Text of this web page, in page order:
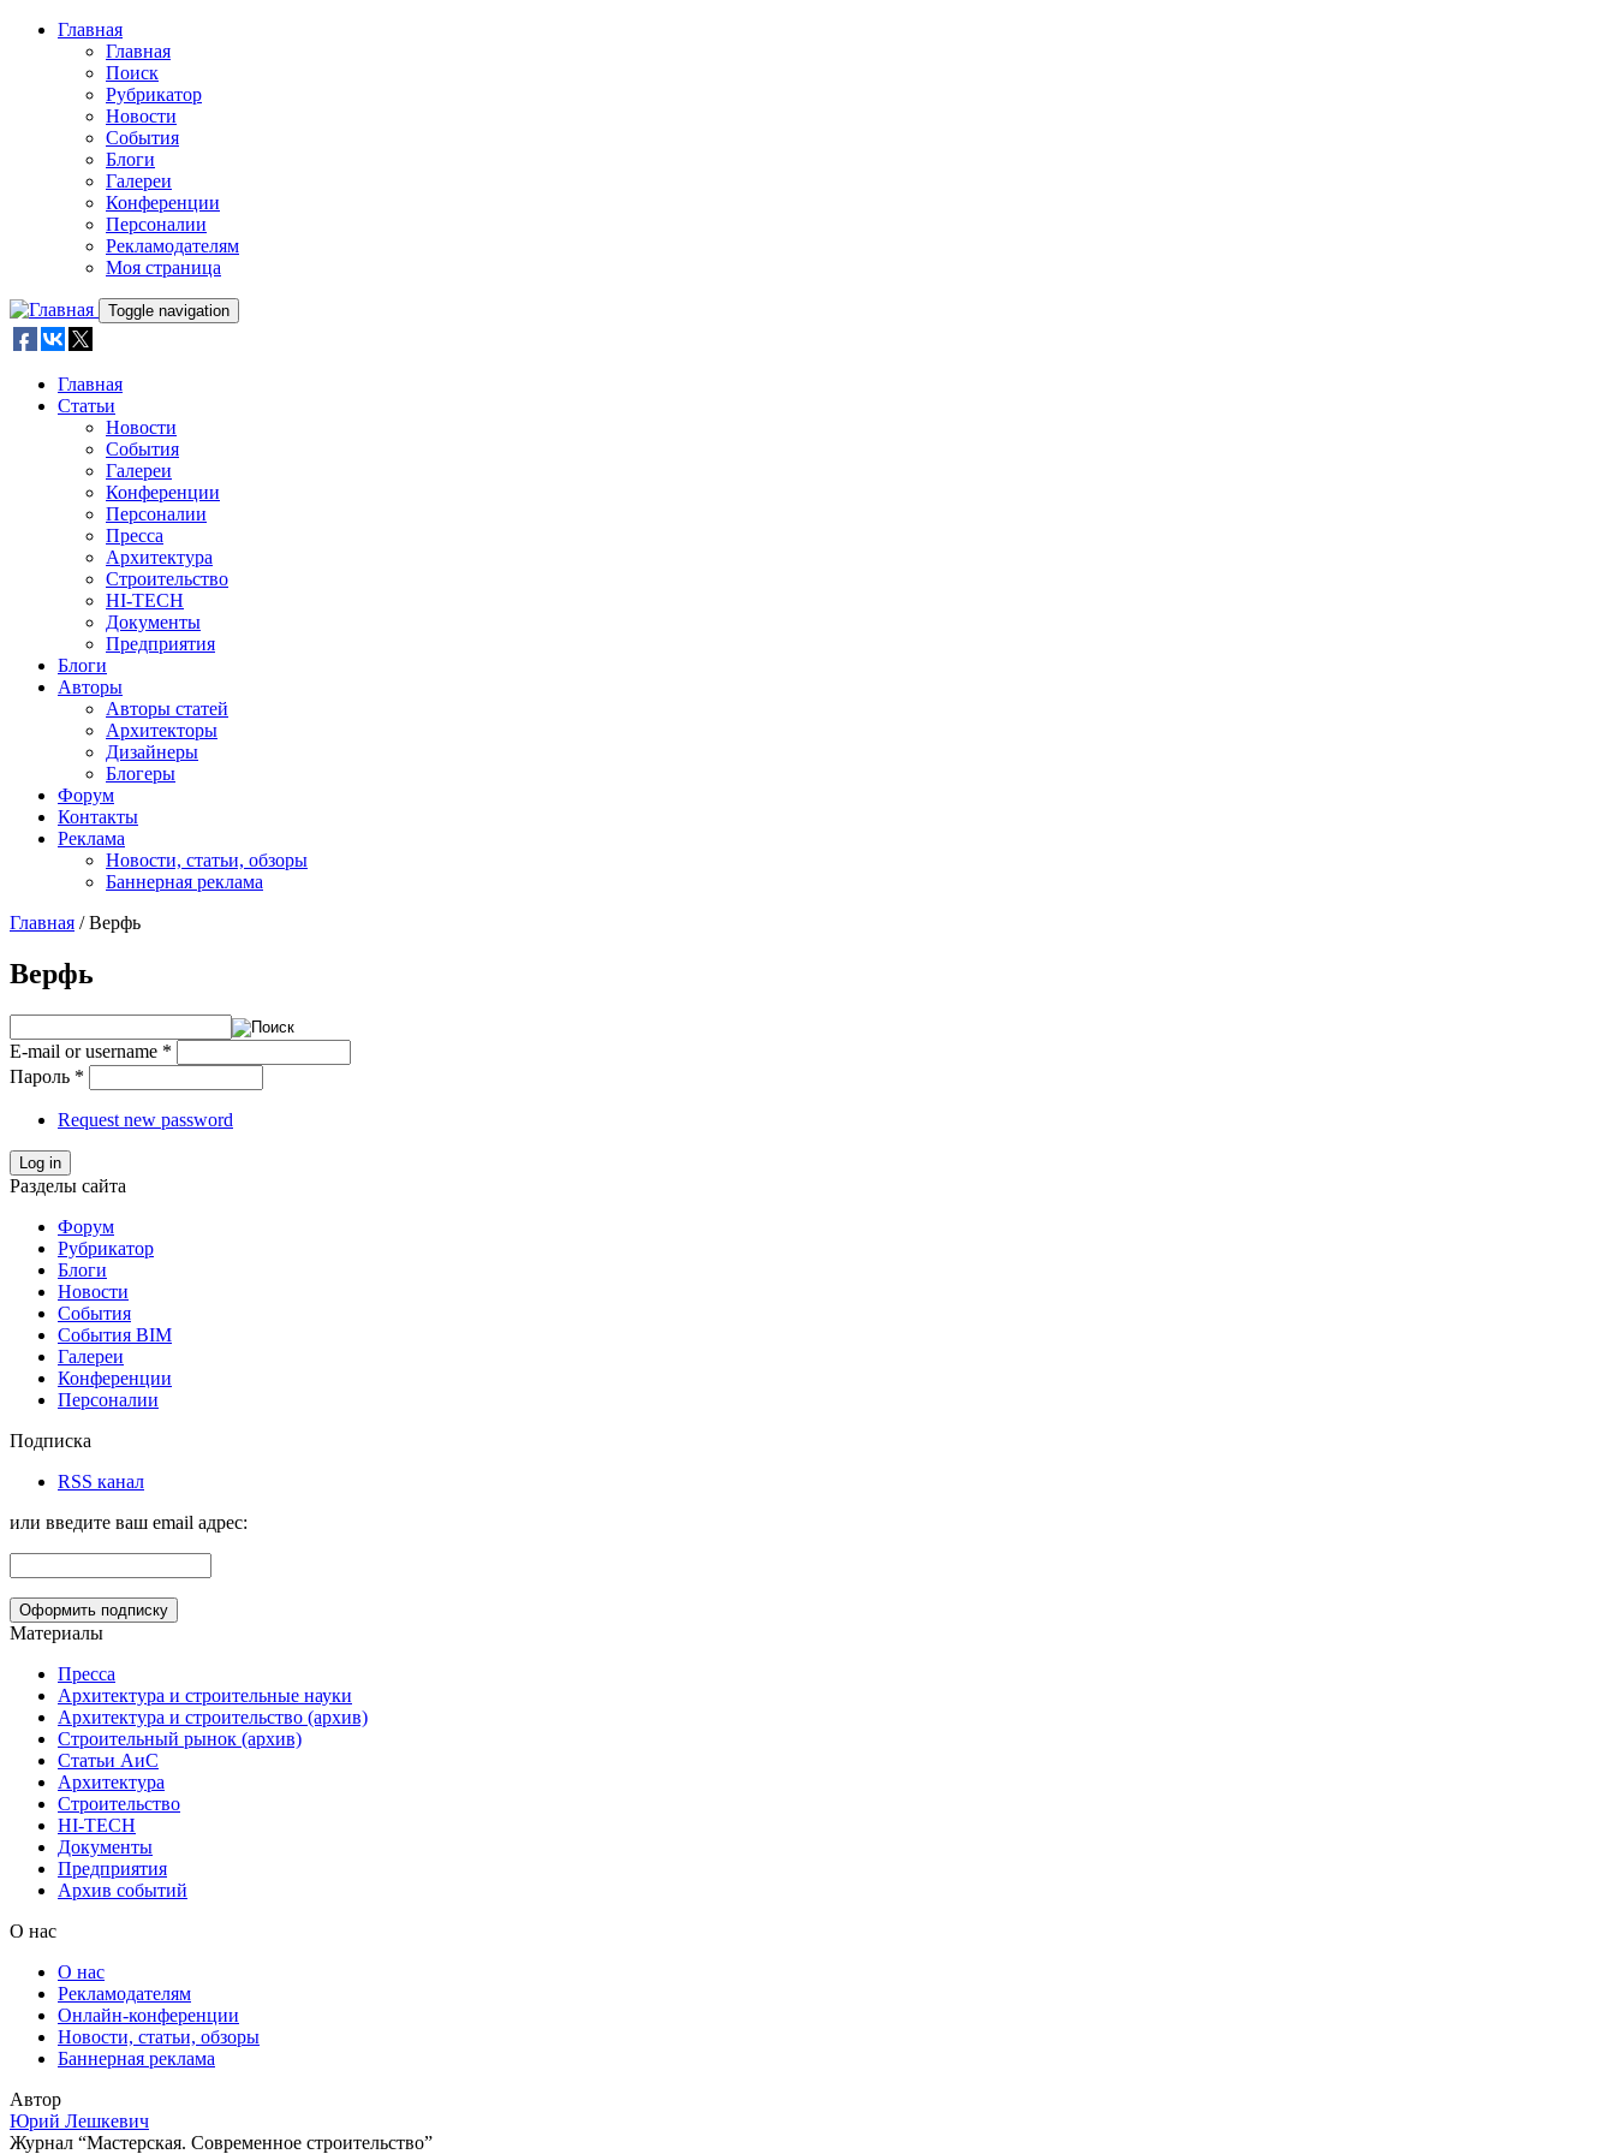
Skip to main content
Главная
Главная
Поиск
Рубрикатор
Новости
События
Блоги
Галереи
Конференции
Персоналии
Рекламодателям
Моя страница
Toggle navigation
Главная
Статьи
Новости
События
Галереи
Конференции
Персоналии
Пресса
Архитектура
Строительство
HI-TECH
Документы
Предприятия
Блоги
Авторы
Авторы статей
Архитекторы
Дизайнеры
Блогеры
Форум
Контакты
Реклама
Новости, статьи, обзоры
Баннерная реклама
Главная / Верфь
Верфь
E-mail or username *
Пароль *
Request new password
Log in
Разделы сайта
Форум
Рубрикатор
Блоги
Новости
События
События BIM
Галереи
Конференции
Персоналии
Подписка
RSS канал
или введите ваш email адрес:
Материалы
Пресса
Архитектура и строительные науки
Архитектура и строительство (архив)
Строительный рынок (архив)
Статьи АиС
Архитектура
Строительство
HI-TECH
Документы
Предприятия
Архив событий
О нас
О нас
Рекламодателям
Онлайн-конференции
Новости, статьи, обзоры
Баннерная реклама
Автор
Юрий Лешкевич
Журнал “Мастерская. Современное строительство”